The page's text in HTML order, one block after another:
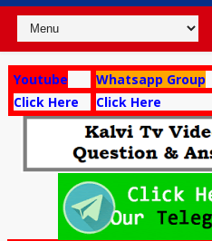
Youtube Whatsapp Group
Click Here
Click Here